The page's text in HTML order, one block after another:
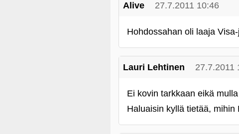
Alive 27.7.2011 10:46
Hohdossahan oli laaja
Lauri Lehtinen 27.7.2011
Ei kovin tarkkaan eikä
Haluaisin kyllä tietää,